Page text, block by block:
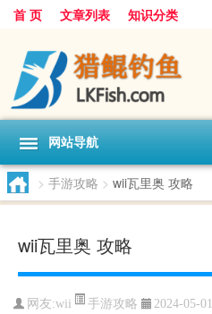
首 页 文章列表 知识分类
网站导航
> 手游攻略 > wii瓦里奥 攻略
wii瓦里奥 攻略
网友:wii 手游攻略 2024-05-